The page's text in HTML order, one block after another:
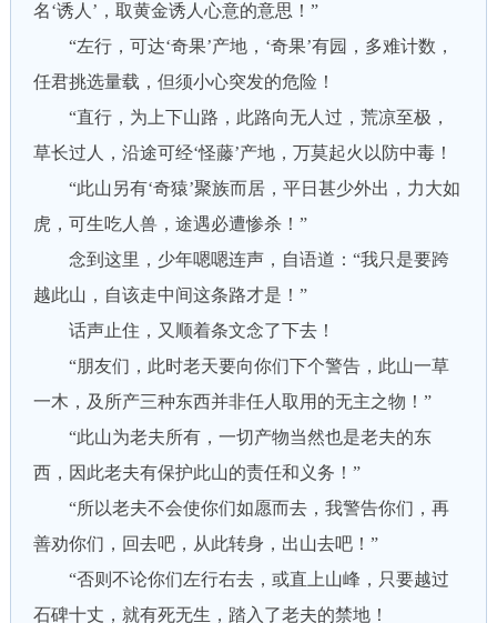
名‘诱人’，取黄金诱人心意的意思！”
“左行，可达‘奇果’产地，‘奇果’有园，多难计数，
任君挑选量载，但须小心突发的危险！
“直行，为上下山路，此路向无人过，荒凉至极，
草长过人，沿途可经‘怪藤’产地，万莫起火以防中毒！
“此山另有‘奇猿’聚族而居，平日甚少外出，力大如
虎，可生吃人兽，途遇必遭惨杀！”
念到这里，少年嗯嗯连声，自语道：“我只是要跨
越此山，自该走中间这条路才是！”
话声止住，又顺着条文念了下去！
“朋友们，此时老天要向你们下个警告，此山一草
一木，及所产三种东西并非任人取用的无主之物！”
“此山为老夫所有，一切产物当然也是老夫的东
西，因此老夫有保护此山的责任和义务！”
“所以老夫不会使你们如愿而去，我警告你们，再
善劝你们，回去吧，从此转身，出山去吧！”
“否则不论你们左行右去，或直上山峰，只要越过
石碑十丈，就有死无生，踏入了老夫的禁地！